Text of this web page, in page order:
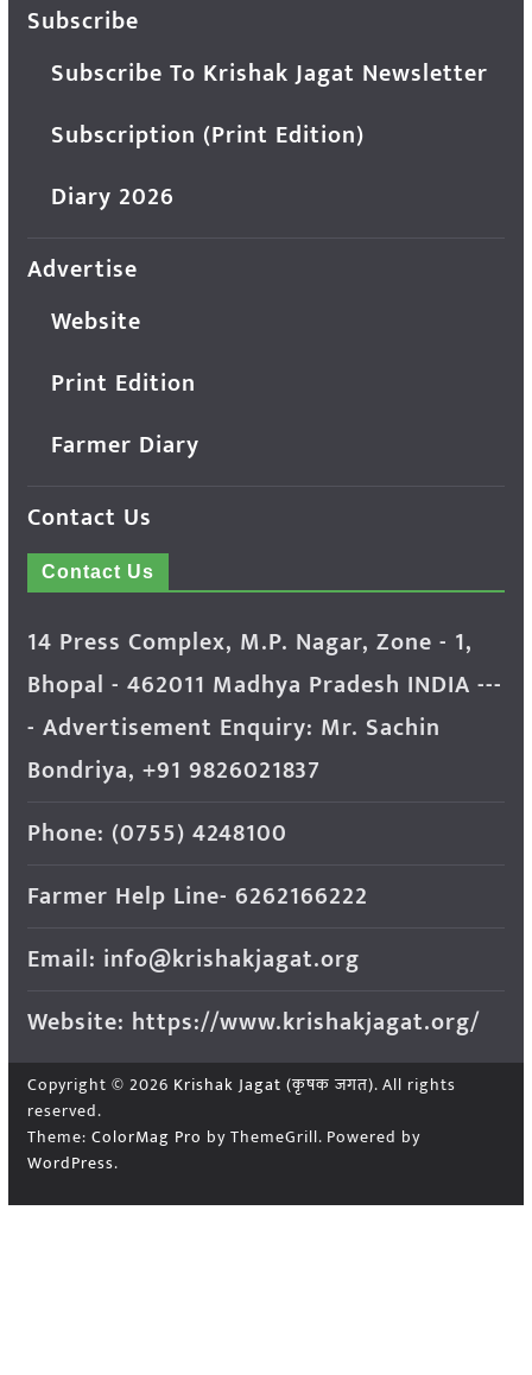
Subscribe
Subscribe To Krishak Jagat Newsletter
Subscription (Print Edition)
Diary 2026
Advertise
Website
Print Edition
Farmer Diary
Contact Us
Contact Us
14 Press Complex, M.P. Nagar, Zone - 1,
Bhopal - 462011 Madhya Pradesh INDIA ---
- Advertisement Enquiry: Mr. Sachin
Bondriya, +91 9826021837
Phone: (0755) 4248100
Farmer Help Line- 6262166222
Email: info@krishakjagat.org
Website: https://www.krishakjagat.org/
Copyright © 2026 Krishak Jagat (कृषक जगत). All rights
reserved.
Theme: ColorMag Pro by ThemeGrill. Powered by
WordPress.